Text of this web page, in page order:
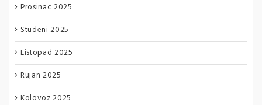
Prosinac 2025
Studeni 2025
Listopad 2025
Rujan 2025
Kolovoz 2025